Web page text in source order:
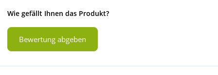
Wie gefällt Ihnen das Produkt?
Bewertung abgeben